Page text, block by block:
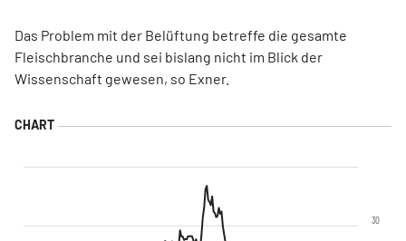
Das Problem mit der Belüftung betreffe die gesamte
Fleischbranche und sei bislang nicht im Blick der
Wissenschaft gewesen, so Exner.
30